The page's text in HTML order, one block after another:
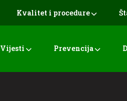
Kvalitet i procedure
Vijesti Prevencija